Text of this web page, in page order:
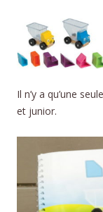
Il n’y a qu’une
et junior.